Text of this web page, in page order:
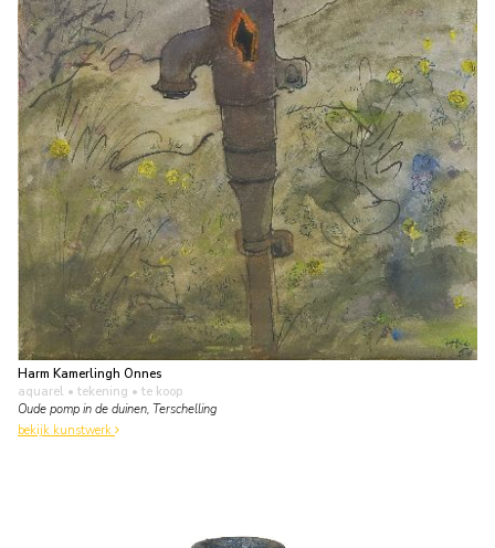
Harm Kamerlingh Onnes
aquarel • tekening • te koop
Oude pomp in de duinen, Terschelling
bekijk kunstwerk